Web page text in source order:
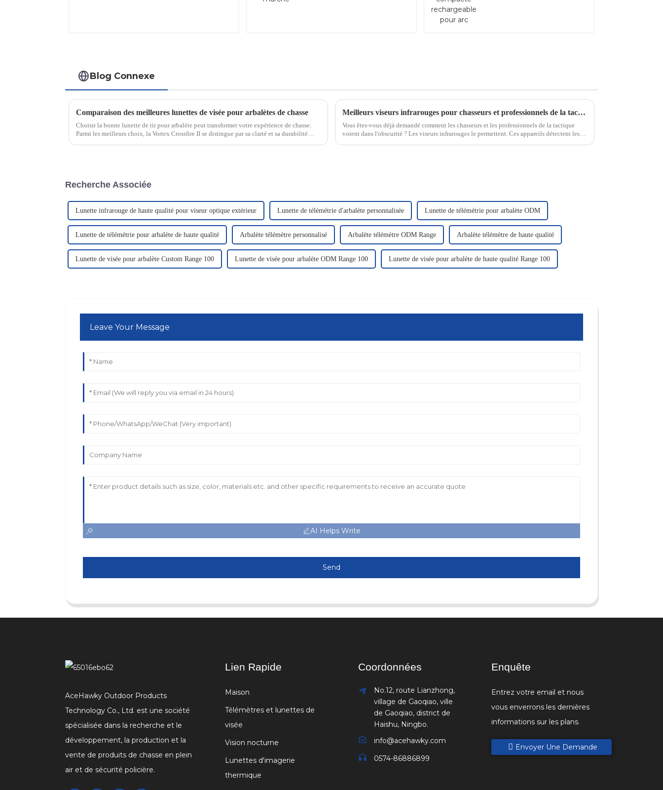
Blog Connexe
Comparaison des meilleures lunettes de visée pour arbalètes de chasse
Choisir la bonne lunette de tir pour arbalète peut transformer votre expérience de chasse.
Parmi les meilleurs choix, la Vortex Crossfire II se distingue par sa clarté et sa durabilité
Meilleurs viseurs infrarouges pour chasseurs et professionnels de la tactique en 2025
Vous êtes-vous déjà demandé comment les chasseurs et les professionnels de la tactique
voient dans l'obscurité ? Les viseurs infrarouges le permettent. Ces appareils détectent les
Recherche Associée
Lunette infrarouge de haute qualité pour viseur optique extérieur Lunette de télémétrie d'arbalète personnalisée Lunette de télémétrie pour arbalète ODM
Lunette de télémétrie pour arbalète de haute qualité Arbalète télémètre personnalisé Arbalète télémètre ODM Range Arbalète télémètre de haute qualité
Lunette de visée pour arbalète Custom Range 100 Lunette de visée pour arbalète ODM Range 100 Lunette de visée pour arbalète de haute qualité Range 100
Leave Your Message
AI Helps Write
Send
AceHawky Outdoor Products
Technology Co., Ltd. est une société
spécialisée dans la recherche et le
développement, la production et la
vente de produits de chasse en plein
air et de sécurité policière.
Lien Rapide
Maison
Télémètres et lunettes de
visée
Vision nocturne
Lunettes d'imagerie
thermique
Coordonnées
No.12, route Lianzhong,
village de Gaoqiao, ville
de Gaoqiao, district de
Haishu, Ningbo.
info@acehawky.com
0574-86886899
Enquête
Entrez votre email et nous
vous enverrons les dernières
informations sur les plans.
Envoyer Une Demande